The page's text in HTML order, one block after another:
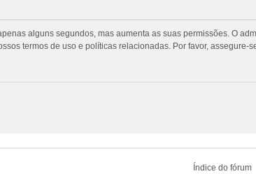
alguns segundos, mas aumenta as suas permissões. O
termos de uso e políticas relacionadas. Por favor,
Índice do fórum